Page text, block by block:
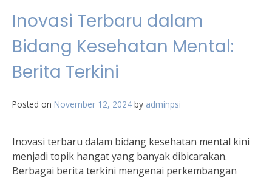
Inovasi Terbaru dalam
Bidang Kesehatan Mental:
Berita Terkini
Posted on November 12, 2024 by adminpsi
Inovasi terbaru dalam bidang kesehatan mental kini
menjadi topik hangat yang banyak dibicarakan.
Berbagai berita terkini mengenai perkembangan